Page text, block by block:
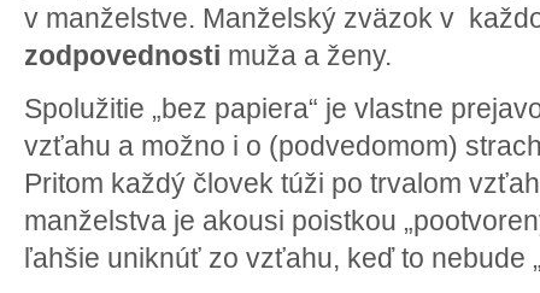
v manželstve. Manželský zväzok v
zodpovednosti muža a ženy.
Spolužitie „bez papiera“ je vlastne
vzťahu a možno i o (podvedomom)
Pritom každý človek túži po trvalom
manželstva je akousi poistkou
ľahšie uniknúť zo vzťahu, keď to nebude